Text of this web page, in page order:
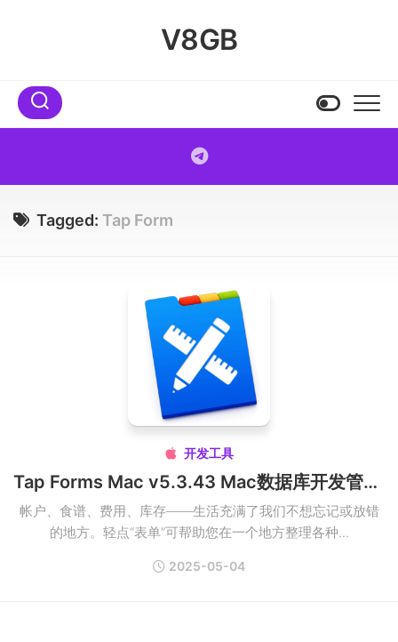
V8GB
Tagged: Tap Form
 开发工具
Tap Forms Mac v5.3.43 Mac数据库开发管理工具
帐户、食谱、费用、库存——生活充满了我们不想忘记或放错
的地方。轻点“表单”可帮助您在一个地方整理各种...
2025-05-04